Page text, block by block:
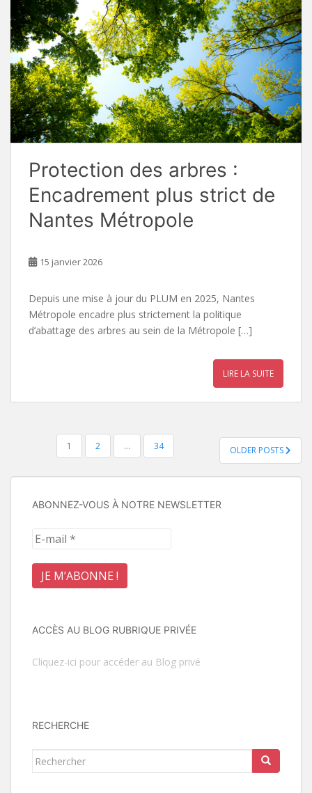
Protection des arbres :
Encadrement plus strict de
Nantes Métropole
15 janvier 2026
Depuis une mise à jour du PLUM en 2025, Nantes
Métropole encadre plus strictement la politique
d’abattage des arbres au sein de la Métropole […]
LIRE LA SUITE
Pagination
des
publications
1 2 … 34 OLDER POSTS
ABONNEZ-VOUS À NOTRE NEWSLETTER
ACCÈS AU BLOG RUBRIQUE PRIVÉE
Cliquez-ici pour accéder au Blog privé
RECHERCHE
Rechercher...